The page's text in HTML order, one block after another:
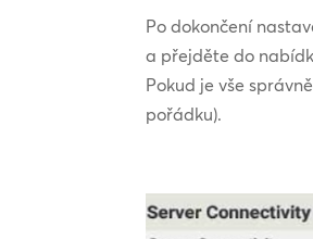
Po dokončení
a přejděte do
Pokud je vše
pořádku).